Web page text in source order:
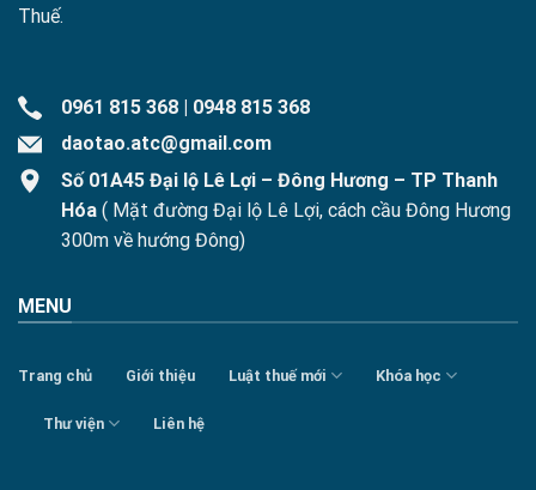
Thuế.
0961 815 368
0948 815 368
daotao.atc@gmail.com
Số 01A45 Đại lộ Lê Lợi – Đông Hương – TP Thanh
Hóa ( Mặt đường Đại lộ Lê Lợi, cách cầu Đông Hương
300m về hướng Đông)
MENU
Trang chủ Giới thiệu Luật thuế mới Khóa học
Thư viện Liên hệ